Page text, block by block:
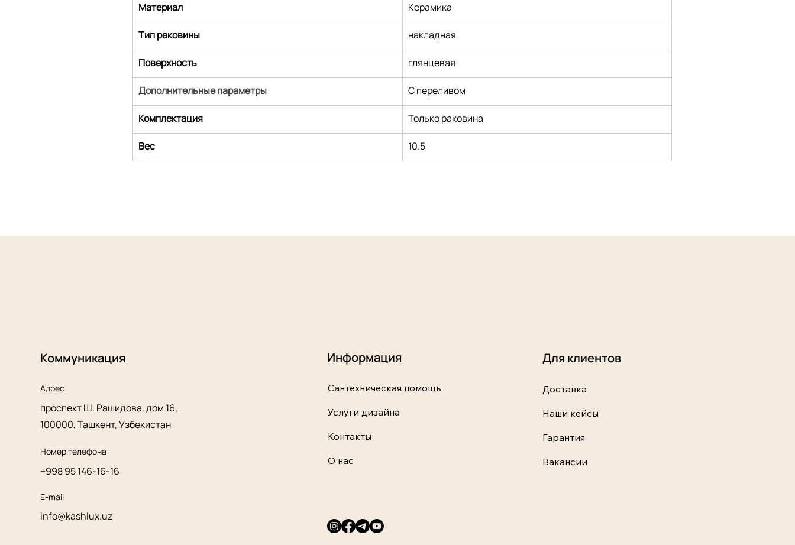
Материал Керамика
Тип раковины накладная
Поверхность глянцевая
Дополнительные параметры С переливом
Комплектация Только раковина
Вес 10.5
Коммуникация
Адрес
проспект Ш. Рашидова, дом 16,
100000, Ташкент, Узбекистан
Номер телефона
+998 95 146-16-16
E-mail
info@kashlux.uz
Информация
Сантехническая помощь
Услуги дизайна
Контакты
О нас
Для клиентов
Доставка
Наши кейсы
Гарантия
Вакансии